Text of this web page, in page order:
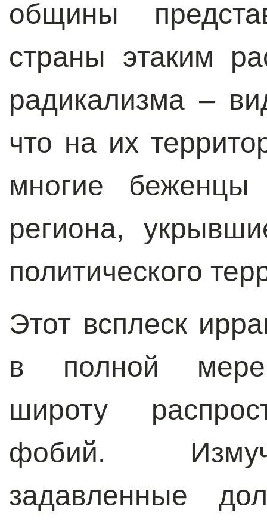
общины
страны этаким
радикализма –
что на их
многие беженцы
региона,
политического
Этот всплеск
в полной мере
широту
фобий.
задавленные